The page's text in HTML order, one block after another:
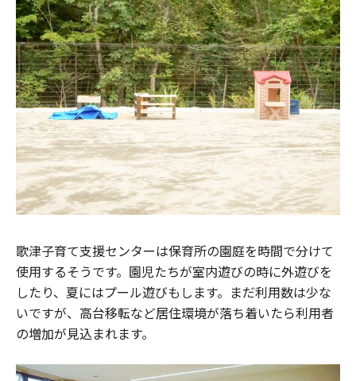
歌津子育て支援センターは保育所の園庭を時間で分けて
使用するそうです。園児たちが室内遊びの時に外遊びを
したり、夏にはプール遊びもします。まだ利用数は少な
いですが、高台移転など居住環境が落ち着いたら利用者
の増加が見込まれます。